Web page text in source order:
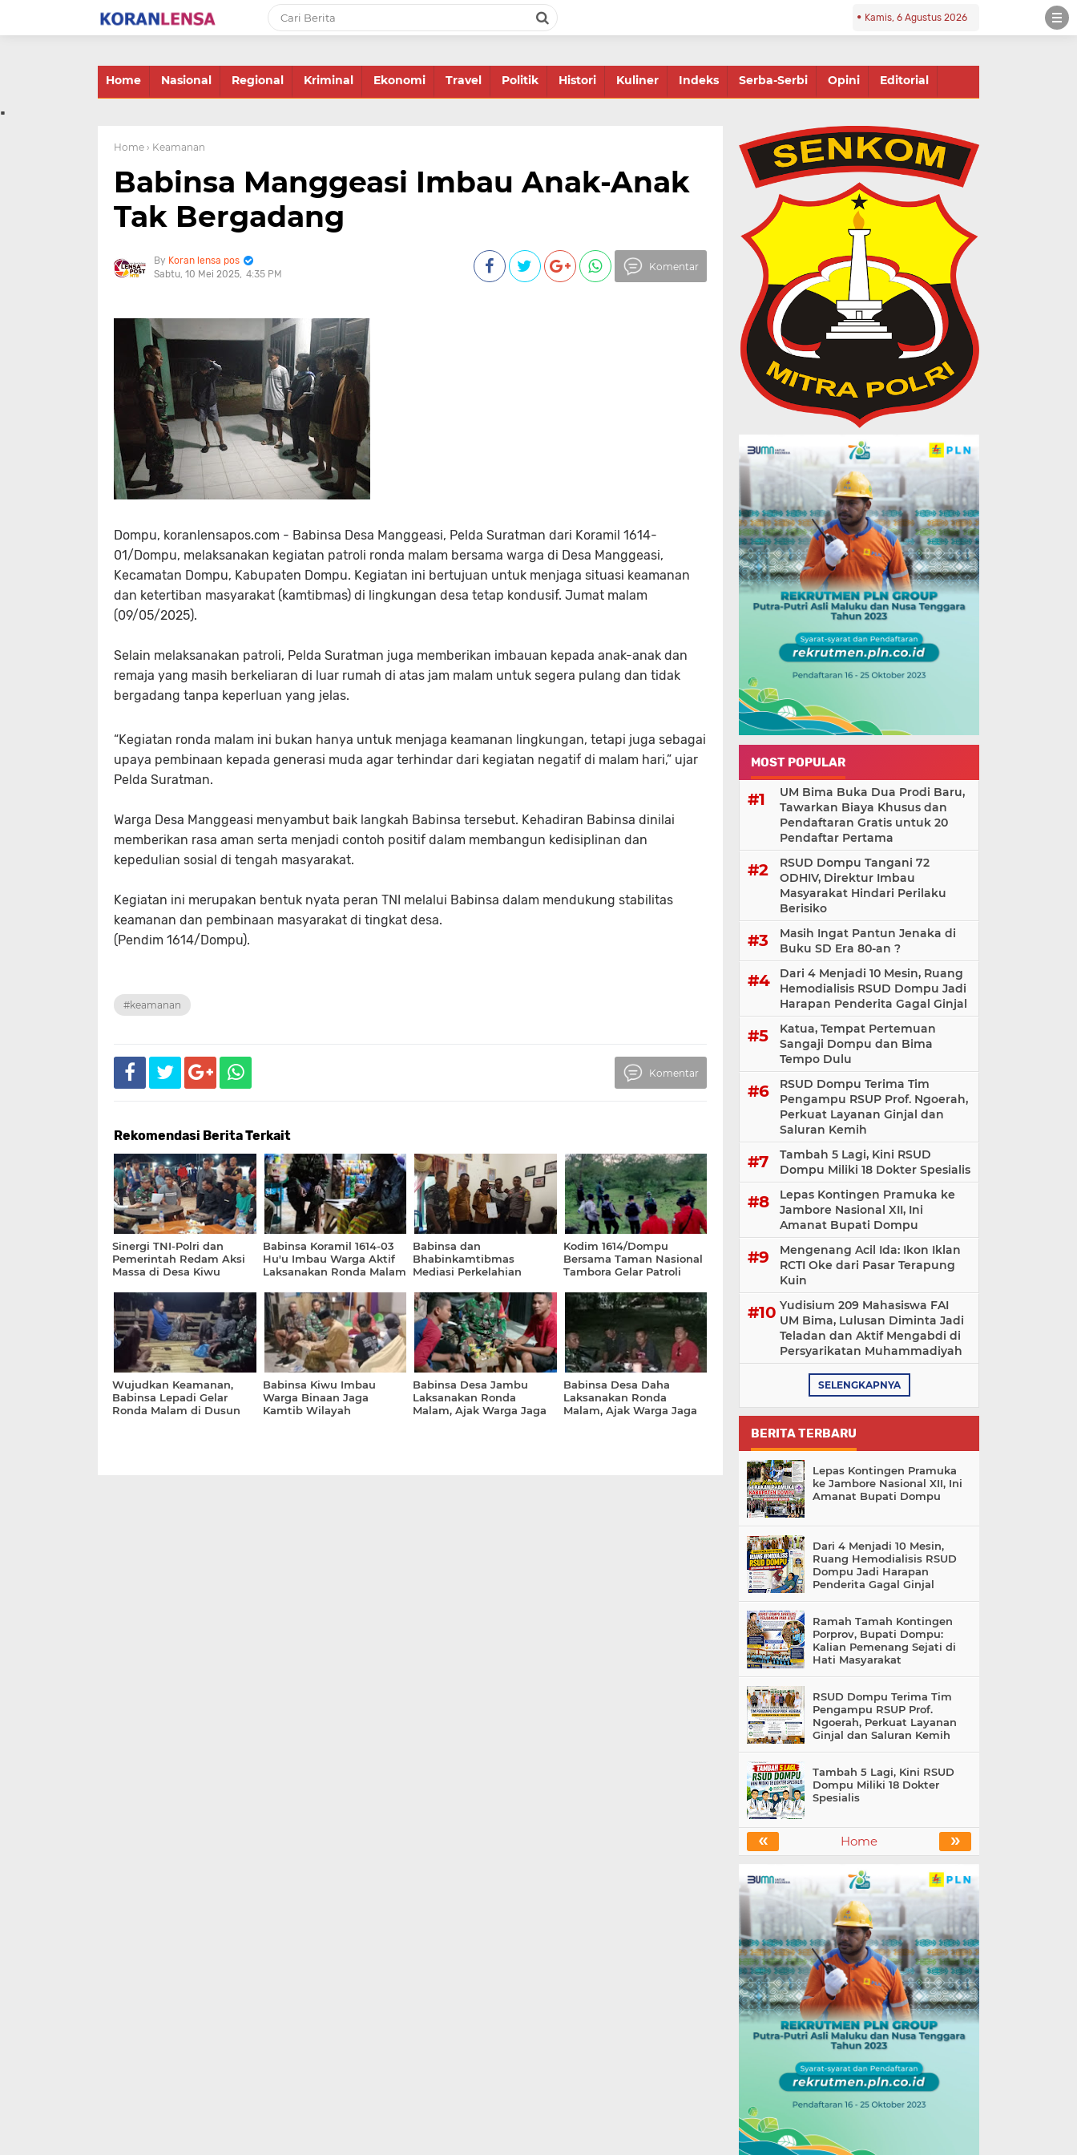
Kamis, 6 Agustus 2026
Home Nasional Regional Kriminal Ekonomi Travel Politik Histori Kuliner Indeks Serba-Serbi Opini Editorial
.
Home › Keamanan
Babinsa Manggeasi Imbau Anak-Anak
Tak Bergadang
Koran lensa pos
Sabtu, 10 Mei 2025 4:35 PM
Komentar
Dompu, koranlensapos.com - Babinsa Desa Manggeasi, Pelda Suratman dari Koramil 1614-
01/Dompu, melaksanakan kegiatan patroli ronda malam bersama warga di Desa Manggeasi,
Kecamatan Dompu, Kabupaten Dompu. Kegiatan ini bertujuan untuk menjaga situasi keamanan
dan ketertiban masyarakat (kamtibmas) di lingkungan desa tetap kondusif. Jumat malam
(09/05/2025).
Selain melaksanakan patroli, Pelda Suratman juga memberikan imbauan kepada anak-anak dan
remaja yang masih berkeliaran di luar rumah di atas jam malam untuk segera pulang dan tidak
bergadang tanpa keperluan yang jelas.
“Kegiatan ronda malam ini bukan hanya untuk menjaga keamanan lingkungan, tetapi juga sebagai
upaya pembinaan kepada generasi muda agar terhindar dari kegiatan negatif di malam hari,” ujar
Pelda Suratman.
Warga Desa Manggeasi menyambut baik langkah Babinsa tersebut. Kehadiran Babinsa dinilai
memberikan rasa aman serta menjadi contoh positif dalam membangun kedisiplinan dan
kepedulian sosial di tengah masyarakat.
Kegiatan ini merupakan bentuk nyata peran TNI melalui Babinsa dalam mendukung stabilitas
keamanan dan pembinaan masyarakat di tingkat desa.
(Pendim 1614/Dompu).
#keamanan
Komentar
Rekomendasi Berita Terkait
Sinergi TNI-Polri dan
Pemerintah Redam Aksi
Massa di Desa Kiwu
Babinsa Koramil 1614-03
Hu'u Imbau Warga Aktif
Laksanakan Ronda Malam
Babinsa dan
Bhabinkamtibmas
Mediasi Perkelahian
Selesaikan Secara Damai
Kodim 1614/Dompu
Bersama Taman Nasional
Tambora Gelar Patroli
Kawasan Konservasi
Wujudkan Keamanan,
Babinsa Lepadi Gelar
Ronda Malam di Dusun
Babinsa Kiwu Imbau
Warga Binaan Jaga
Kamtib Wilayah
Babinsa Desa Jambu
Laksanakan Ronda
Malam, Ajak Warga Jaga
Babinsa Desa Daha
Laksanakan Ronda
Malam, Ajak Warga Jaga
MOST POPULAR
UM Bima Buka Dua Prodi Baru,
Tawarkan Biaya Khusus dan
Pendaftaran Gratis untuk 20
Pendaftar Pertama
RSUD Dompu Tangani 72
ODHIV, Direktur Imbau
Masyarakat Hindari Perilaku
Berisiko
Masih Ingat Pantun Jenaka di
Buku SD Era 80-an ?
Dari 4 Menjadi 10 Mesin, Ruang
Hemodialisis RSUD Dompu Jadi
Harapan Penderita Gagal Ginjal
Katua, Tempat Pertemuan
Sangaji Dompu dan Bima
Tempo Dulu
RSUD Dompu Terima Tim
Pengampu RSUP Prof. Ngoerah,
Perkuat Layanan Ginjal dan
Saluran Kemih
Tambah 5 Lagi, Kini RSUD
Dompu Miliki 18 Dokter Spesialis
Lepas Kontingen Pramuka ke
Jambore Nasional XII, Ini
Amanat Bupati Dompu
Mengenang Acil Ida: Ikon Iklan
RCTI Oke dari Pasar Terapung
Kuin
Yudisium 209 Mahasiswa FAI
UM Bima, Lulusan Diminta Jadi
Teladan dan Aktif Mengabdi di
Persyarikatan Muhammadiyah
SELENGKAPNYA
BERITA TERBARU
Lepas Kontingen Pramuka
ke Jambore Nasional XII, Ini
Amanat Bupati Dompu
Dari 4 Menjadi 10 Mesin,
Ruang Hemodialisis RSUD
Dompu Jadi Harapan
Penderita Gagal Ginjal
Ramah Tamah Kontingen
Porprov, Bupati Dompu:
Kalian Pemenang Sejati di
Hati Masyarakat
RSUD Dompu Terima Tim
Pengampu RSUP Prof.
Ngoerah, Perkuat Layanan
Ginjal dan Saluran Kemih
Tambah 5 Lagi, Kini RSUD
Dompu Miliki 18 Dokter
Spesialis
« »
Home